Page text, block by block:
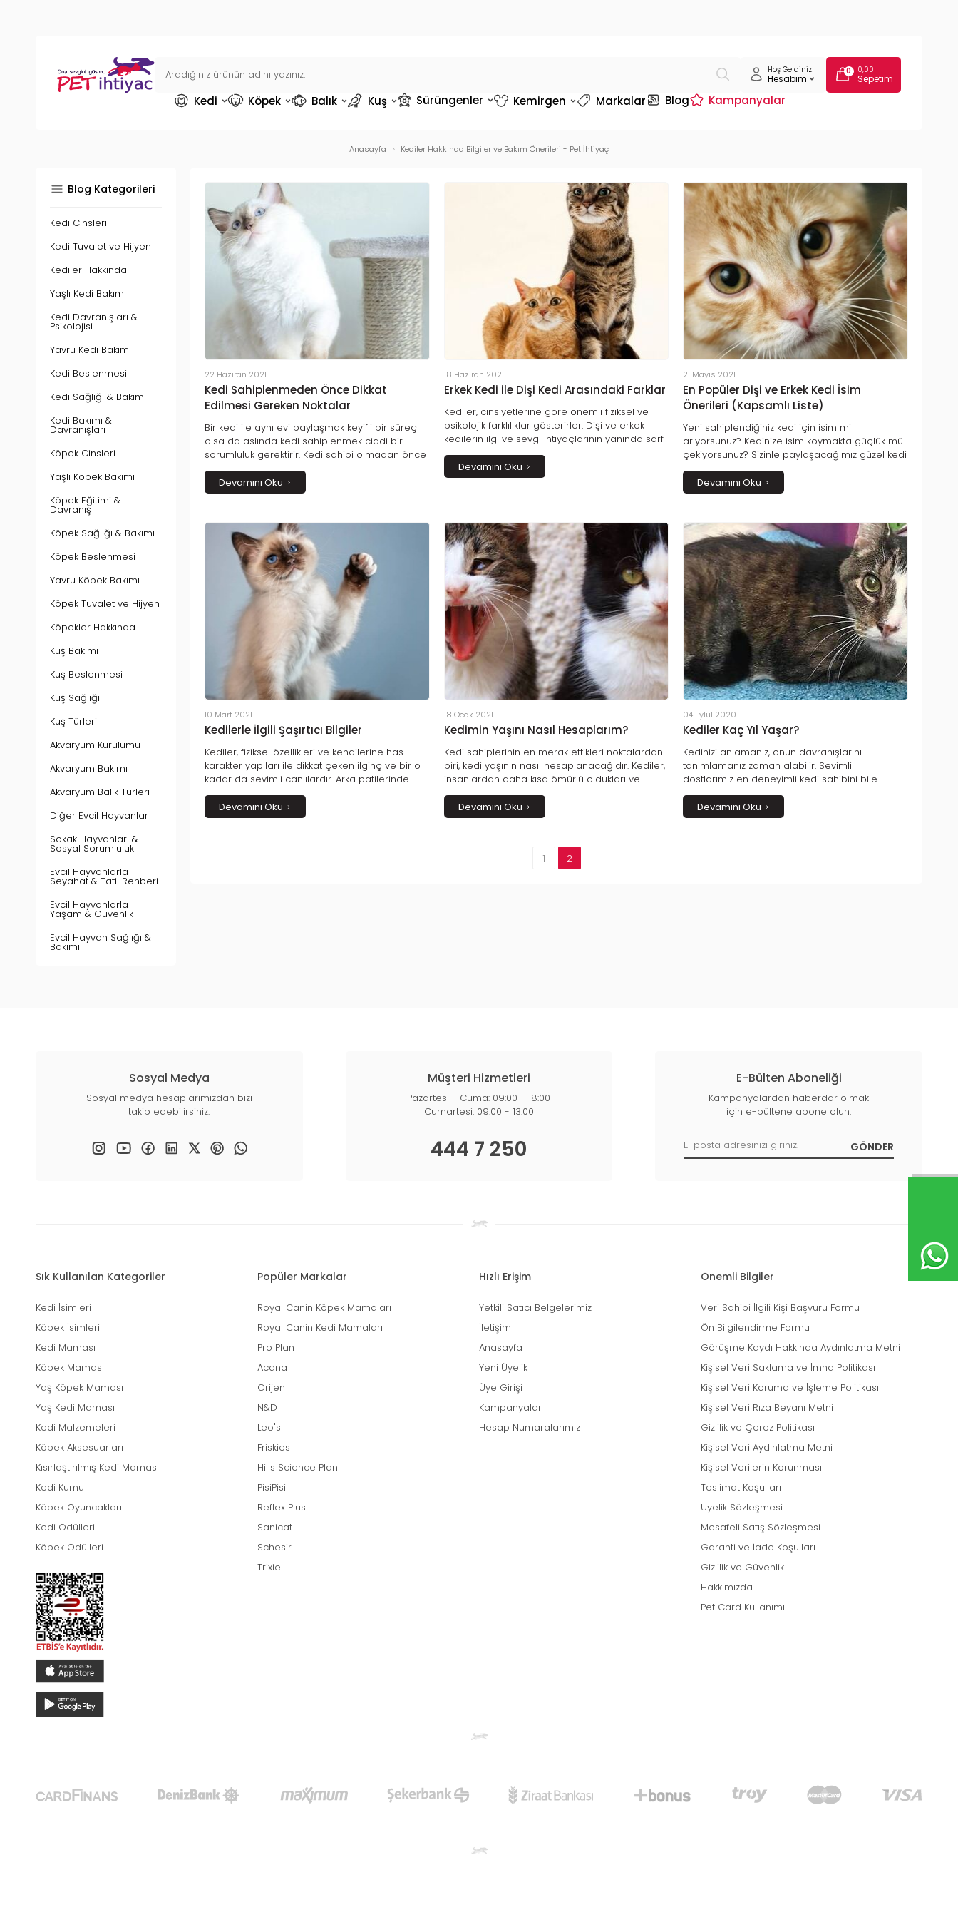
Hoş Geldiniz!
Hesabım
0 0,00
Sepetim
Kedi Köpek Balık Kuş Sürüngenler Kemirgen Markalar Blog Kampanyalar
Anasayfa Kediler Hakkında Bilgiler ve Bakım Önerileri - Pet İhtiyaç
Blog Kategorileri
Kedi Cinsleri
Kedi Tuvalet ve Hijyen
Kediler Hakkında
Yaşlı Kedi Bakımı
Kedi Davranışları &
Psikolojisi
Yavru Kedi Bakımı
Kedi Beslenmesi
Kedi Sağlığı & Bakımı
Kedi Bakımı &
Davranışları
Köpek Cinsleri
Yaşlı Köpek Bakımı
Köpek Eğitimi &
Davranış
Köpek Sağlığı & Bakımı
Köpek Beslenmesi
Yavru Köpek Bakımı
Köpek Tuvalet ve Hijyen
Köpekler Hakkında
Kuş Bakımı
Kuş Beslenmesi
Kuş Sağlığı
Kuş Türleri
Akvaryum Kurulumu
Akvaryum Bakımı
Akvaryum Balık Türleri
Diğer Evcil Hayvanlar
Sokak Hayvanları &
Sosyal Sorumluluk
Evcil Hayvanlarla
Seyahat & Tatil Rehberi
Evcil Hayvanlarla
Yaşam & Güvenlik
Evcil Hayvan Sağlığı &
Bakımı
22 Haziran 2021
Kedi Sahiplenmeden Önce Dikkat
Edilmesi Gereken Noktalar
Bir kedi ile aynı evi paylaşmak keyifli bir süreç
olsa da aslında kedi sahiplenmek ciddi bir
sorumluluk gerektirir. Kedi sahibi olmadan önce
onun sağlıklı bir yaşam sürmesi için ihtiyacı olan
tüm koşulları sağlamak ve yeterli zamanı ona
ayırmak şarttır. Bundan sonraki adımda ise bu
kilit noktadır.
Devamını Oku
18 Haziran 2021
Erkek Kedi ile Dişi Kedi Arasındaki Farklar
Kediler, cinsiyetlerine göre önemli fiziksel ve
psikolojik farklılıklar gösterirler. Dişi ve erkek
kedilerin ilgi ve sevgi ihtiyaçlarının yanında sarf
ettikleri enerji miktarı ve mama tüketimleri de
değişmektedir. Kedilerde erkek ya da dişi olmak
özellikle kızgınlık dönenimde davranışlarını
Devamını Oku
21 Mayıs 2021
En Popüler Dişi ve Erkek Kedi İsim
Önerileri (Kapsamlı Liste)
Yeni sahiplendiğiniz kedi için isim mi
arıyorsunuz? Kedinize isim koymakta güçlük mü
çekiyorsunuz? Sizinle paylaşacağımız güzel kedi
isimleri ile kedinize çok yakışacak ve onu
tamamlayacak bir adı kolaylıkla bulabilirsiniz.
Devamını Oku
10 Mart 2021
Kedilerle İlgili Şaşırtıcı Bilgiler
Kediler, fiziksel özellikleri ve kendilerine has
karakter yapıları ile dikkat çeken ilginç ve bir o
kadar da sevimli canlılardır. Arka patilerinde
dört tırnak olması, kaplanlarla %95 oranında
benzerliklerinin bulunması ve bazı kültürlerde
kutsal sayılmaları gibi kediler hakkında
Devamını Oku
18 Ocak 2021
Kedimin Yaşını Nasıl Hesaplarım?
Kedi sahiplerinin en merak ettikleri noktalardan
biri, kedi yaşının nasıl hesaplanacağıdır. Kediler,
insanlardan daha kısa ömürlü oldukları ve
gelişimleri bizden farklı olduğu için onların
yaşını merak eder ve ona göre kedi bakımına
devam etmek isteriz. Kedinizin yaşını tahmin
Devamını Oku
04 Eylül 2020
Kediler Kaç Yıl Yaşar?
Kedinizi anlamanız, onun davranışlarını
tanımlamanız zaman alabilir. Sevimli
dostlarımız en deneyimli kedi sahibini bile
şaşkına çevirebilecek karmaşık davranışlara
sahiptir.
Devamını Oku
1 2
Sosyal Medya
Sosyal medya hesaplarımızdan bizi
takip edebilirsiniz.
Müşteri Hizmetleri
Pazartesi - Cuma: 09:00 - 18:00
Cumartesi: 09:00 - 13:00
444 7 250
E-Bülten Aboneliği
Kampanyalardan haberdar olmak
için e-bültene abone olun.
Sık Kullanılan Kategoriler
Kedi İsimleri
Köpek İsimleri
Kedi Maması
Köpek Maması
Yaş Köpek Maması
Yaş Kedi Maması
Kedi Malzemeleri
Köpek Aksesuarları
Kısırlaştırılmış Kedi Maması
Kedi Kumu
Köpek Oyuncakları
Kedi Ödülleri
Köpek Ödülleri
Popüler Markalar
Royal Canin Köpek Mamaları
Royal Canin Kedi Mamaları
Pro Plan
Acana
Orijen
N&D
Leo's
Friskies
Hills Science Plan
PisiPisi
Reflex Plus
Sanicat
Schesir
Trixie
Hızlı Erişim
Yetkili Satıcı Belgelerimiz
İletişim
Anasayfa
Yeni Üyelik
Üye Girişi
Kampanyalar
Hesap Numaralarımız
Önemli Bilgiler
Veri Sahibi İlgili Kişi Başvuru Formu
Ön Bilgilendirme Formu
Görüşme Kaydı Hakkında Aydınlatma Metni
Kişisel Veri Saklama ve İmha Politikası
Kişisel Veri Koruma ve İşleme Politikası
Kişisel Veri Rıza Beyanı Metni
Gizlilik ve Çerez Politikası
Kişisel Veri Aydınlatma Metni
Kişisel Verilerin Korunması
Teslimat Koşulları
Üyelik Sözleşmesi
Mesafeli Satış Sözleşmesi
Garanti ve İade Koşulları
Gizlilik ve Güvenlik
Hakkımızda
Pet Card Kullanımı